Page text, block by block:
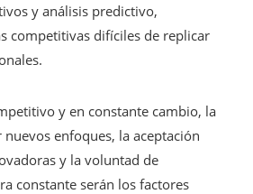
y análisis predictivo,
competitivas difíciles de replicar
y en constante cambio, la
nuevos enfoques, la aceptación
y la voluntad de
constante serán los factores